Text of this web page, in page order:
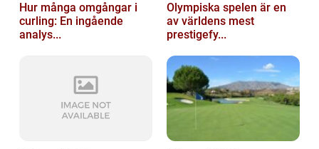
Hur många omgångar i
curling: En ingående
analys...
Olympiska spelen är en
av världens mest
prestigefy...